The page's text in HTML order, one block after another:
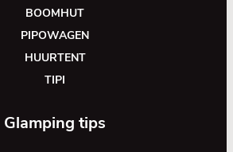
BOOMHUT
PIPOWAGEN
HUURTENT
TIPI
Glamping tips